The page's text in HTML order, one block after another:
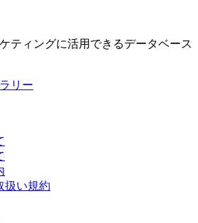
ティングに活用できるデータベース
扱い規約